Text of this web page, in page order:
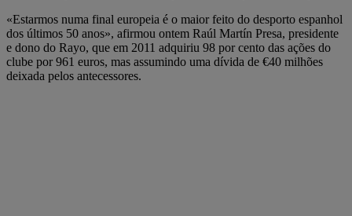
«Estarmos numa final europeia é o maior feito do desporto espanhol
dos últimos 50 anos», afirmou ontem Raúl Martín Presa, presidente
e dono do Rayo, que em 2011 adquiriu 98 por cento das ações do
clube por 961 euros, mas assumindo uma dívida de €40 milhões
deixada pelos antecessores.